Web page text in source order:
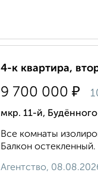
4-к квартира,
9 700 000 ₽
мкр. 11-й,
Все комнаты
Балкон остекленный.
Агентство,